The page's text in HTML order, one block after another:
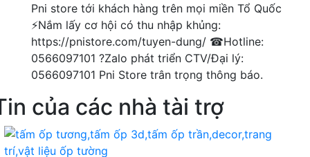
Pni store tới khách hàng trên mọi miền Tổ Quốc
⚡Nắm lấy cơ hội có thu nhập khủng:
https://pnistore.com/tuyen-dung/ ☎Hotline:
0566097101 ?Zalo phát triển CTV/Đại lý:
0566097101 Pni Store trân trọng thông báo.
của các nhà tài trợ